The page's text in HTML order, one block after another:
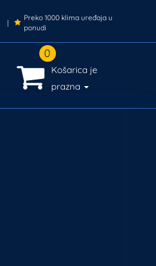
|
Preko 1000 klima uređaja u
ponudi
0
Košarica je
prazna